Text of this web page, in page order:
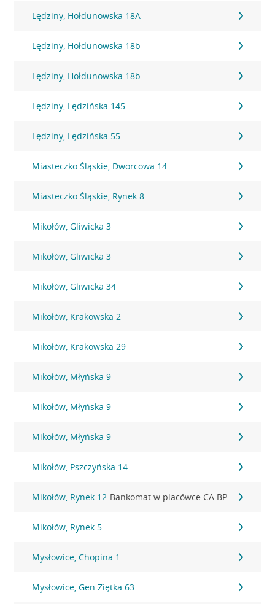
Lędziny, Hołdunowska 18A
Lędziny, Hołdunowska 18b
Lędziny, Hołdunowska 18b
Lędziny, Lędzińska 145
Lędziny, Lędzińska 55
Miasteczko Śląskie, Dworcowa 14
Miasteczko Śląskie, Rynek 8
Mikołów, Gliwicka 3
Mikołów, Gliwicka 3
Mikołów, Gliwicka 34
Mikołów, Krakowska 2
Mikołów, Krakowska 29
Mikołów, Młyńska 9
Mikołów, Młyńska 9
Mikołów, Młyńska 9
Mikołów, Pszczyńska 14
Mikołów, Rynek 12 Bankomat w placówce CA BP
Mikołów, Rynek 5
Mysłowice, Chopina 1
Mysłowice, Gen.Ziętka 63